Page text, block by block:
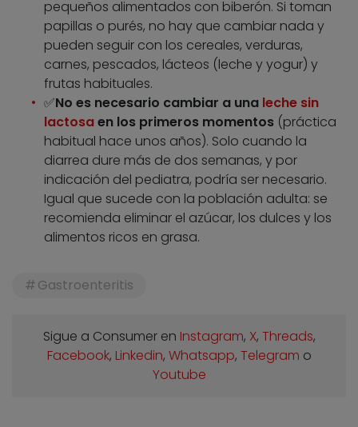
pequeños alimentados con biberón. Si toman
papillas o purés, no hay que cambiar nada y
pueden seguir con los cereales, verduras,
carnes, pescados, lácteos (leche y yogur) y
frutas habituales.
✅No es necesario cambiar a una leche sin
lactosaen los primeros momentos (práctica
habitual hace unos años). Solo cuando la
diarrea dure más de dos semanas, y por
indicación del pediatra, podría ser necesario.
Igual que sucede con la población adulta: se
recomienda eliminar el azúcar, los dulces y los
alimentos ricos en grasa.
Gastroenteritis
Sigue a Consumer en Instagram, X, Threads,
Facebook, Linkedin, Whatsapp, Telegram o
Youtube